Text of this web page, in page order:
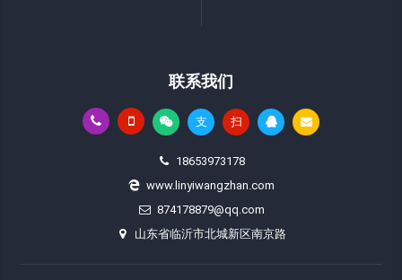
联系我们
支 扫
18653973178
www.linyiwangzhan.com
874178879@qq.com
山东省临沂市北城新区南京路